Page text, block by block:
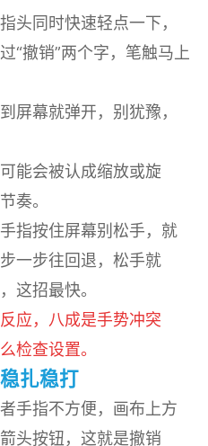
头同时快速轻点一下，
“撤销”两个字，笔触马上
屏幕就弹开，别犹豫，
能会被认成缩放或旋
奏。
指按住屏幕别松手，就
一步往回退，松手就
这招最快。
应，八成是手势冲突
检查设置。
扎稳打
手指不方便，画布上方
头按钮，这就是撤销